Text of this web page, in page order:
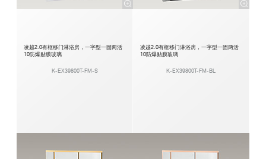
凌越2.0有框移门淋浴房，一字型一固两活
10防爆贴膜玻璃
K-EX39800T-FM-S
凌越2.0有框移门淋浴房，一字型一固两活
10防爆贴膜玻璃
K-EX39800T-FM-BL